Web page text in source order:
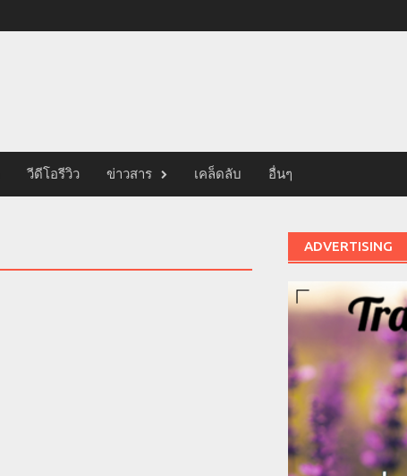
วีดีโอรีวิว ข่าวสาร เคล็ดลับ อื่นๆ
ADVERTISING